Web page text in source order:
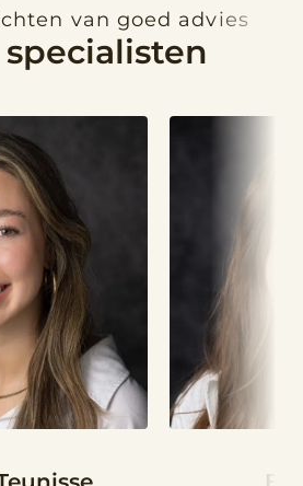
van goed advies
specialisten